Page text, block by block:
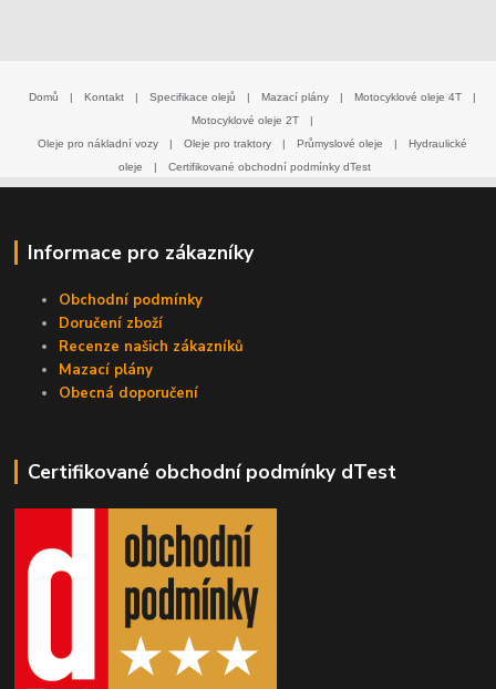
Domů | Kontakt | Specifikace olejů | Mazací plány | Motocyklové oleje 4T
|
Motocyklové oleje 2T
|
Oleje pro nákladní vozy
| Oleje pro traktory | Průmyslové oleje |
Hydraulické
oleje
| Certifikované obchodní podmínky dTest
Informace pro zákazníky
Obchodní podmínky
Doručení zboží
Recenze našich zákazníků
Mazací plány
Obecná doporučení
Certifikované obchodní podmínky dTest